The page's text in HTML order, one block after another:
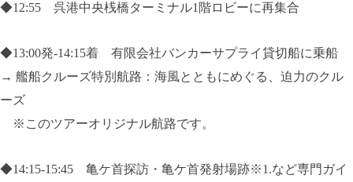
◆12:55 呉港中央桟橋ターミナル1階ロビーに再集合
◆13:00発-14:15着 有限会社バンカーサプライ貸切船に乗船
→ 艦船クルーズ特別航路：海風とともにめぐる、迫力のクル
ーズ
※このツアーオリジナル航路です。
◆14:15-15:45 亀ケ首探訪 ・ 亀ケ首発射場跡※1.など専門ガイ